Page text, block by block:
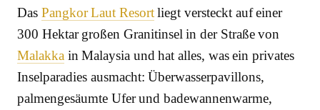
Das Pangkor Laut Resortliegt versteckt auf einer
300 Hektar großen Granitinsel in der Straße von
Malakka in Malaysia und hat alles, was ein privates
Inselparadies ausmacht: Überwasserpavillons,
palmengesäumte Ufer und badewannenwarme,